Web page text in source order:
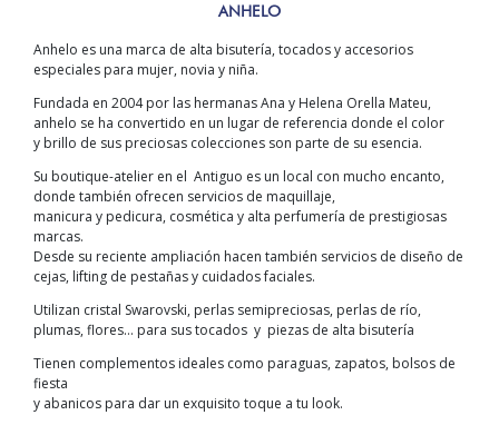
ANHELO
Anhelo es una marca de alta bisutería, tocados y accesorios
especiales para mujer, novia y niña.
Fundada en 2004 por las hermanas Ana y Helena Orella Mateu,
anhelo se ha convertido en un lugar de referencia donde el color
y brillo de sus preciosas colecciones son parte de su esencia.
Su boutique-atelier en el Antiguo es un local con mucho encanto,
donde también ofrecen servicios de maquillaje,
manicura y pedicura, cosmética y alta perfumería de prestigiosas
marcas.
Desde su reciente ampliación hacen también servicios de diseño de
cejas, lifting de pestañas y cuidados faciales.
Utilizan cristal Swarovski, perlas semipreciosas, perlas de río,
plumas, flores… para sus tocados y piezas de alta bisutería
Tienen complementos ideales como paraguas, zapatos, bolsos de
fiesta
y abanicos para dar un exquisito toque a tu look.